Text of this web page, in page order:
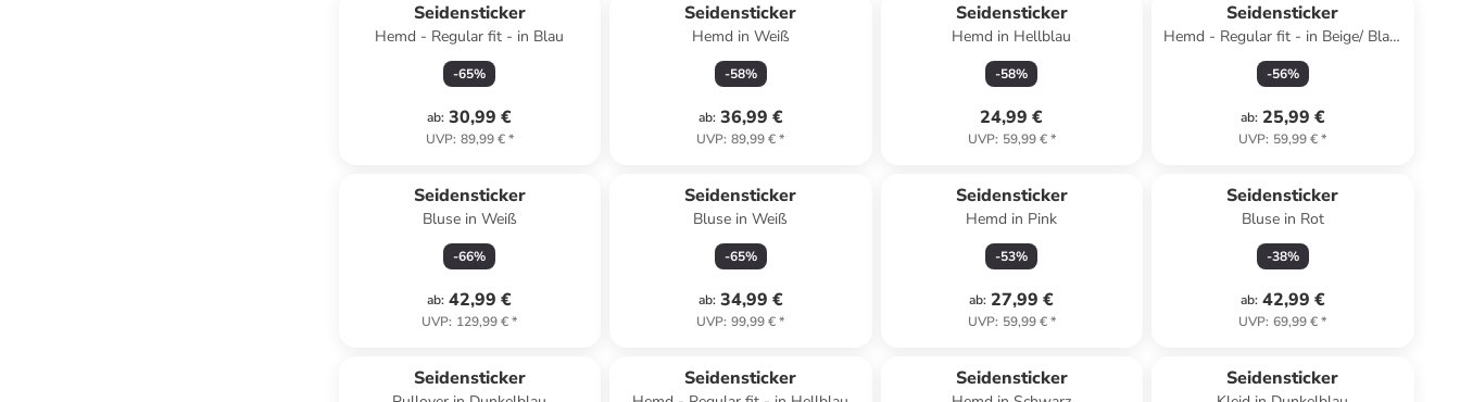
Seidensticker
Hemd - Regular fit - in Blau
-65%
ab: 30,99 €
UVP: 89,99 €*
Seidensticker
Hemd in Weiß
-58%
ab: 36,99 €
UVP: 89,99 €*
Seidensticker
Hemd in Hellblau
-58%
24,99 €
UVP: 59,99 €*
Seidensticker
Hemd - Regular fit - in Beige/ Blau/
Weiß
-56%
ab: 25,99 €
UVP: 59,99 €*
Seidensticker
Bluse in Weiß
-66%
ab: 42,99 €
UVP: 129,99 €*
Seidensticker
Bluse in Weiß
-65%
ab: 34,99 €
UVP: 99,99 €*
Seidensticker
Hemd in Pink
-53%
ab: 27,99 €
UVP: 59,99 €*
Seidensticker
Bluse in Rot
-38%
ab: 42,99 €
UVP: 69,99 €*
Seidensticker Seidensticker Seidensticker Seidensticker